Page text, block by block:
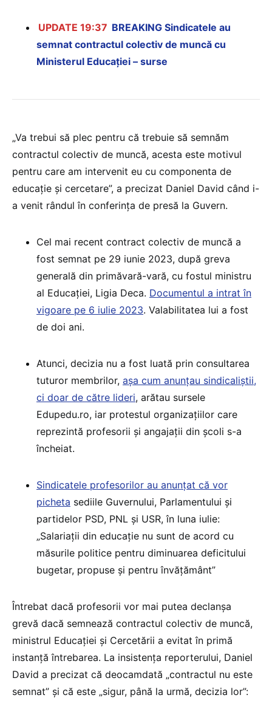
UPDATE 19:37 BREAKING Sindicatele au
semnat contractul colectiv de muncă cu
Ministerul Educației – surse
„Va trebui să plec pentru că trebuie să semnăm
contractul colectiv de muncă, acesta este motivul
pentru care am intervenit eu cu componenta de
educație și cercetare”, a precizat Daniel David când i-
a venit rândul în conferința de presă la Guvern.
Cel mai recent contract colectiv de muncă a
fost semnat pe 29 iunie 2023, după greva
generală din primăvară-vară, cu fostul ministru
al Educației, Ligia Deca. Documentul a intrat în
vigoare pe 6 iulie 2023. Valabilitatea lui a fost
de doi ani.
Atunci, decizia nu a fost luată prin consultarea
tuturor membrilor, așa cum anunțau sindicaliștii,
ci doar de către lideri, arătau sursele
Edupedu.ro, iar protestul organizațiilor care
reprezintă profesorii și angajații din școli s-a
încheiat.
Sindicatele profesorilor au anunțat că vor
picheta sediile Guvernului, Parlamentului și
partidelor PSD, PNL și USR, în luna iulie:
„Salariații din educație nu sunt de acord cu
măsurile politice pentru diminuarea deficitului
bugetar, propuse și pentru învățământ”
Întrebat dacă profesorii vor mai putea declanșa
grevă dacă semnează contractul colectiv de muncă,
ministrul Educației și Cercetării a evitat în primă
instanță întrebarea. La insistența reporterului, Daniel
David a precizat că deocamdată „contractul nu este
semnat” și că este „sigur, până la urmă, decizia lor”: